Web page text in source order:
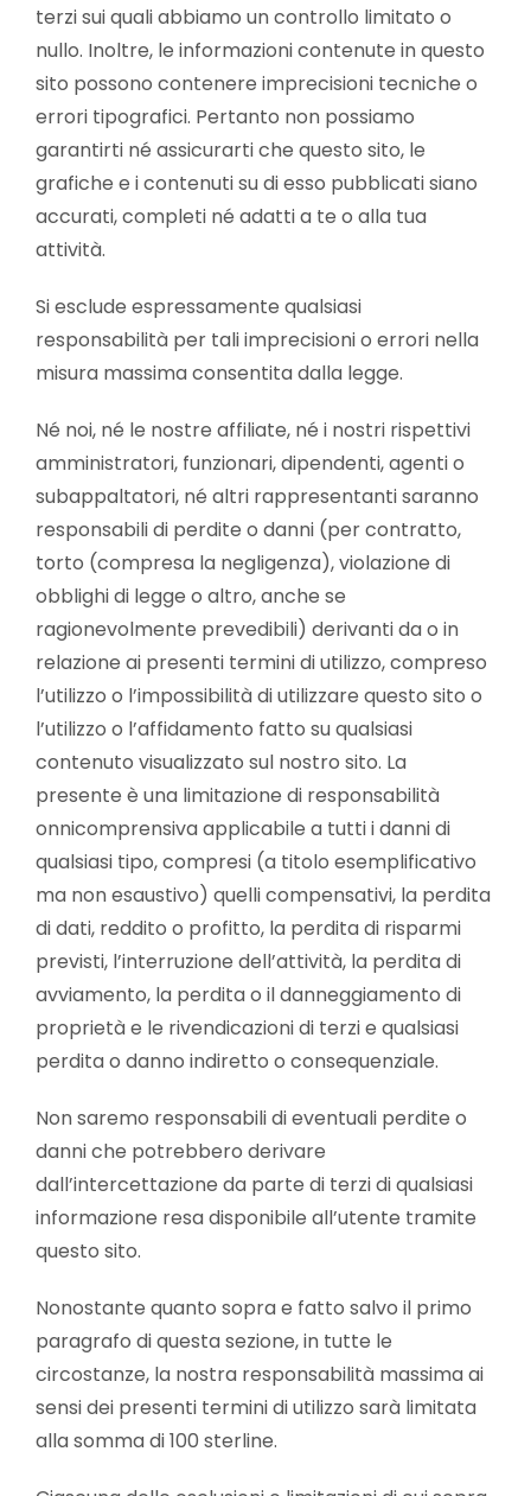
terzi sui quali abbiamo un controllo limitato o
nullo. Inoltre, le informazioni contenute in questo
sito possono contenere imprecisioni tecniche o
errori tipografici. Pertanto non possiamo
garantirti né assicurarti che questo sito, le
grafiche e i contenuti su di esso pubblicati siano
accurati, completi né adatti a te o alla tua
attività.
Si esclude espressamente qualsiasi
responsabilità per tali imprecisioni o errori nella
misura massima consentita dalla legge.
Né noi, né le nostre affiliate, né i nostri rispettivi
amministratori, funzionari, dipendenti, agenti o
subappaltatori, né altri rappresentanti saranno
responsabili di perdite o danni (per contratto,
torto (compresa la negligenza), violazione di
obblighi di legge o altro, anche se
ragionevolmente prevedibili) derivanti da o in
relazione ai presenti termini di utilizzo, compreso
l’utilizzo o l’impossibilità di utilizzare questo sito o
l’utilizzo o l’affidamento fatto su qualsiasi
contenuto visualizzato sul nostro sito. La
presente è una limitazione di responsabilità
onnicomprensiva applicabile a tutti i danni di
qualsiasi tipo, compresi (a titolo esemplificativo
ma non esaustivo) quelli compensativi, la perdita
di dati, reddito o profitto, la perdita di risparmi
previsti, l’interruzione dell’attività, la perdita di
avviamento, la perdita o il danneggiamento di
proprietà e le rivendicazioni di terzi e qualsiasi
perdita o danno indiretto o consequenziale.
Non saremo responsabili di eventuali perdite o
danni che potrebbero derivare
dall’intercettazione da parte di terzi di qualsiasi
informazione resa disponibile all’utente tramite
questo sito.
Nonostante quanto sopra e fatto salvo il primo
paragrafo di questa sezione, in tutte le
circostanze, la nostra responsabilità massima ai
sensi dei presenti termini di utilizzo sarà limitata
alla somma di 100 sterline.